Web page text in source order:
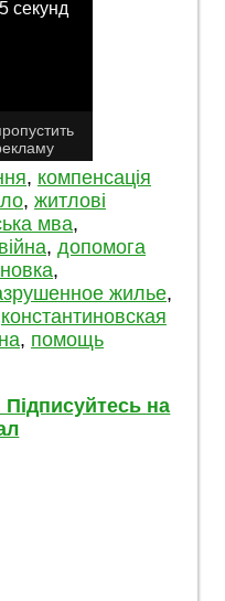
, компенсація
, житлові
мва,
війна, допомога
,
жилье,
константиновская
, помощь
на